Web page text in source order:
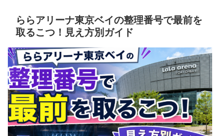
ららアリーナ東京ベイの整理番号で最前を
取るこつ！見え方別ガイド